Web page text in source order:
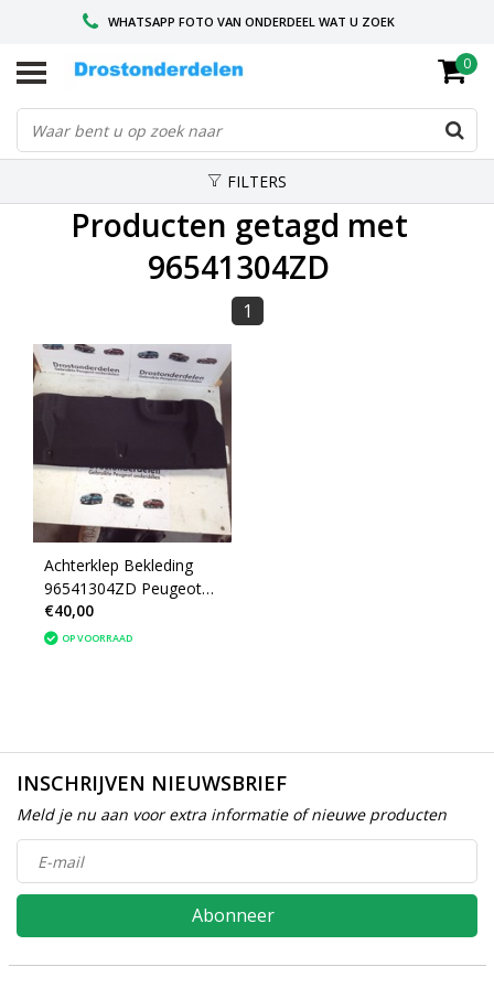
WHATSAPP FOTO VAN ONDERDEEL WAT U ZOEK
VOOR 16.00 BESTELD, VANDAAG VERZONDEN
GESPECIALISEERD PEUGEOT
0
FILTERS
Producten getagd met
96541304ZD
1
Achterklep Bekleding
96541304ZD Peugeot
207CC (8748LE)
€40,00
OP VOORRAAD
INSCHRIJVEN NIEUWSBRIEF
Meld je nu aan voor extra informatie of nieuwe producten
Abonneer